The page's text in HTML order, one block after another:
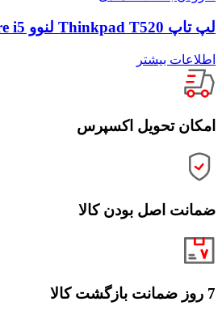
لپ تاپ Thinkpad T520 لنوو Core i5
اطلاعات بیشتر
امکان تحویل اکسپرس
ضمانت اصل بودن کالا
7 روز ضمانت بازگشت کالا